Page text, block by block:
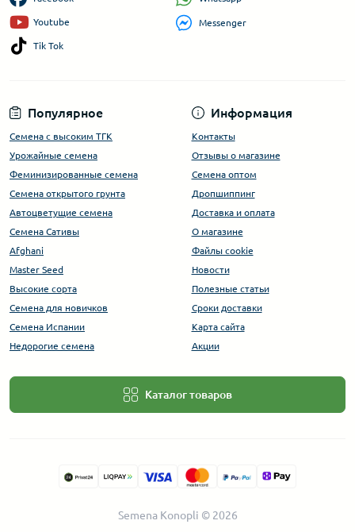
Популярное
Семена с высоким ТГК
Урожайные семена
Феминизированные семена
Семена открытого грунта
Автоцветущие семена
Семена Сативы
Afghani
Master Seed
Высокие сорта
Cемена для новичков
Семена Испании
Недорогие семена
Информация
Контакты
Отзывы о магазине
Семена оптом
Дропшиппинг
Доставка и оплата
О магазине
Файлы cookie
Новости
Полезные статьи
Сроки доставки
Карта сайта
Акции
Каталог товаров
Youtube
Tik Tok
Messenger
Semena Konopli © 2026